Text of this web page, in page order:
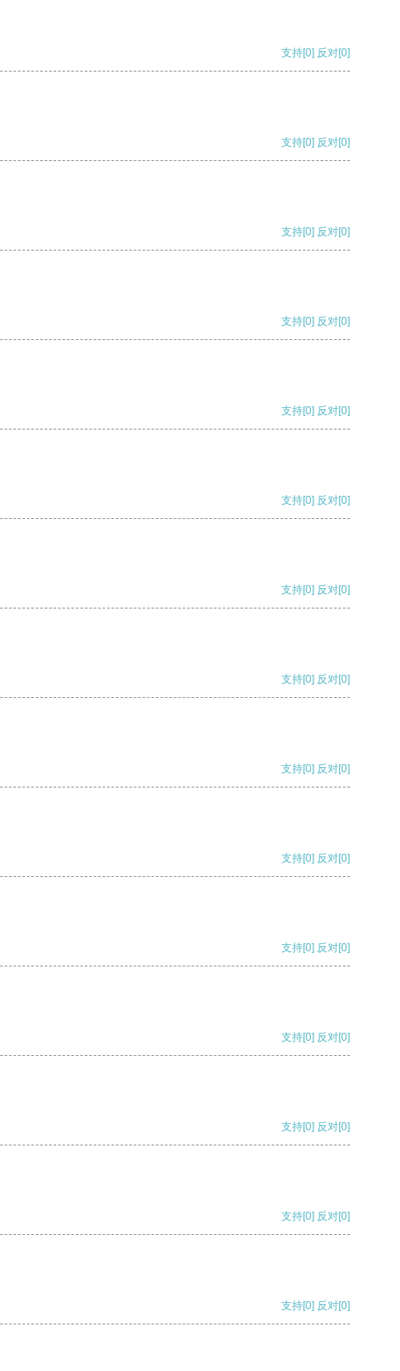
支持[0] 反对[0]
支持[0] 反对[0]
支持[0] 反对[0]
支持[0] 反对[0]
支持[0] 反对[0]
支持[0] 反对[0]
支持[0] 反对[0]
支持[0] 反对[0]
支持[0] 反对[0]
支持[0] 反对[0]
支持[0] 反对[0]
支持[0] 反对[0]
支持[0] 反对[0]
支持[0] 反对[0]
支持[0] 反对[0]